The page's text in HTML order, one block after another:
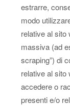
estrarre,
modo
relative al sito
massiva (ad
scraping”) di
relative al sito
accedere o
presenti e/o